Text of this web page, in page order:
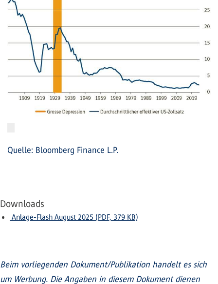
Quelle: Bloomberg Finance L.P.
Downloads
Anlage-Flash August 2025 (PDF, 379 KB)
Beim vorliegenden Dokument/Publikation handelt es sich
um Werbung. Die Angaben in diesem Dokument dienen